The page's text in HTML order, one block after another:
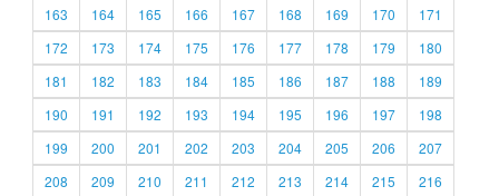
163
164 165 166 167 168 169 170
171
172
173 174 175 176 177 178 179
180
181
182 183 184 185 186 187 188
189
190
191 192 193 194 195 196 197
198
199
200 201 202 203 204 205 206
207
208
209 210 211 212 213 214 215
216